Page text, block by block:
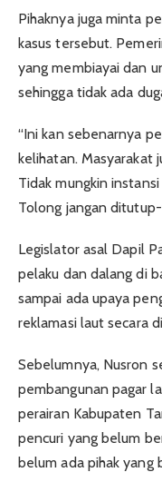
Pihaknya juga minta
kasus tersebut.
yang membiayai dan
sehingga tidak ada
“Ini kan sebenarnya
kelihatan. Masyarakat
Tidak mungkin
Tolong jangan
Legislator asal Dapil
pelaku dan dalang di
sampai ada upaya
reklamasi laut secara
Sebelumnya, Nusron
pembangunan pagar
perairan Kabupaten
pencuri yang belum
belum ada pihak yang